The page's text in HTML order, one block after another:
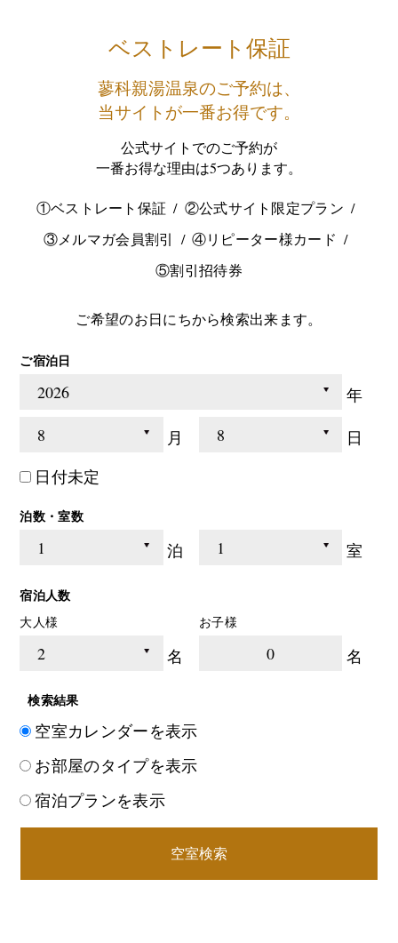
ベストレート保証
蓼科親湯温泉のご予約は、
当サイトが一番お得です。
公式サイトでのご予約が
一番お得な理由は5つあります。
①ベストレート保証
②公式サイト限定プラン
③メルマガ会員割引
④リピーター様カード
⑤割引招待券
ご希望のお日にちから検索出来ます。
ご宿泊日
年
月
日
日付未定
泊数・室数
泊 室
宿泊人数
大人様
名
お子様
0 名
検索結果
空室カレンダーを表示
お部屋のタイプを表示
宿泊プランを表示
空室検索